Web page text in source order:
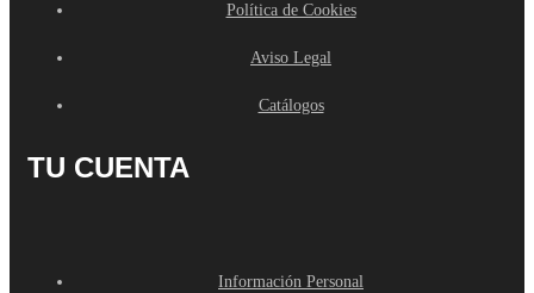
Política de Cookies
Aviso Legal
Catálogos
TU CUENTA
Información Personal